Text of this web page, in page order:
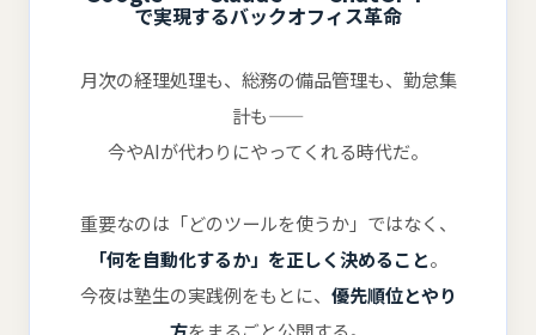
で実現するバックオフィス革命
月次の経理処理も、総務の備品管理も、勤怠集
計も——
今やAIが代わりにやってくれる時代だ。
重要なのは「どのツールを使うか」ではなく、
「何を自動化するか」を正しく決めること。
今夜は塾生の実践例をもとに、 優先順位とやり